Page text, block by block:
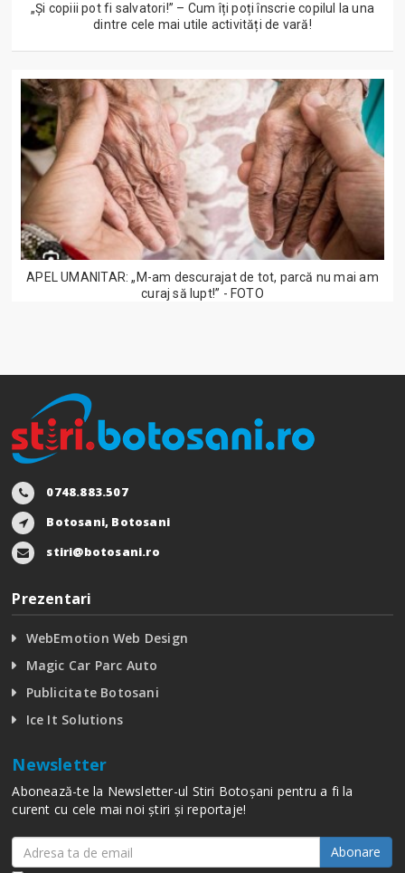
„Și copiii pot fi salvatori!” – Cum îți poți înscrie copilul la una
dintre cele mai utile activități de vară!
APEL UMANITAR: „M-am descurajat de tot, parcă nu mai am
curaj să lupt!” - FOTO
0748.883.507
Botosani, Botosani
stiri@botosani.ro
Prezentari
WebEmotion Web Design
Magic Car Parc Auto
Publicitate Botosani
Ice It Solutions
Newsletter
Abonează-te la Newsletter-ul Stiri Botoșani pentru a fi la
curent cu cele mai noi știri și reportaje!
Abonare